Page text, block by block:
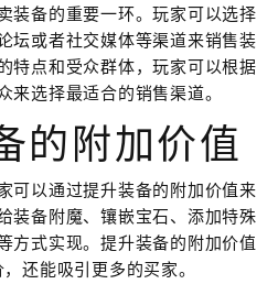
装备的重要一环。玩家可以选择
坛或者社交媒体等渠道来销售装
特点和受众群体，玩家可以根据
来选择最适合的销售渠道。
的附加价值
可以通过提升装备的附加价值来
装备附魔、镶嵌宝石、添加特殊
方式实现。提升装备的附加价值
还能吸引更多的买家。